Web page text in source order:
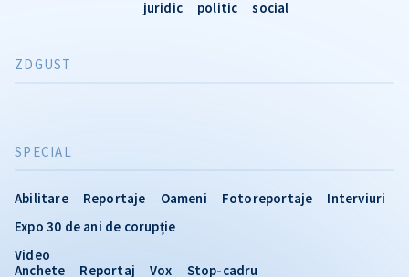
SPECIAL
Abilitare Reportaje Oameni Fotoreportaje
Interviuri
Expo 30 de ani de corupție
Video
Anchete
Reportaj Vox Stop-cadru
juridic
politic social
ZDGUST